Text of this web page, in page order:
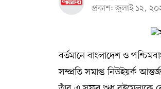
প্রকাশ: জুলাই ১২,
বর্তমানে বাংলাদেশ ও
সম্প্রতি সমাপ্ত নিউইয়র্ক